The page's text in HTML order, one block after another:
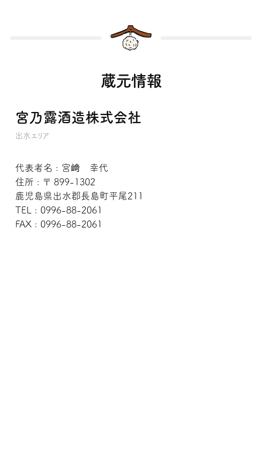
蔵元情報
宮乃露酒造株式会社
出水エリア
代表者名 : 宮﨑 幸代
住所 : 〒 899-1302
鹿児島県出水郡長島町平尾211
TEL : 0996-88-2061
FAX : 0996-88-2061